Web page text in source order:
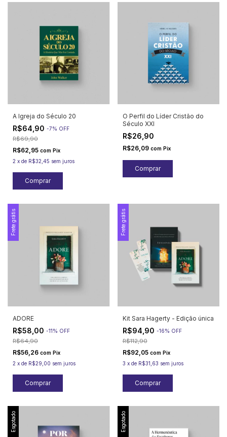
A Igreja do Século 20
R$64,90 -7% OFF
R$69,90
R$62,95 com Pix
2 x de R$32,45 sem juros
O Perfil do Líder Cristão do
Século XXI
R$26,90
R$26,09 com Pix
Frete grátis
ADORE
R$58,00 -11% OFF
R$64,90
R$56,26 com Pix
2 x de R$29,00 sem juros
Frete grátis
Kit Sara Hagerty - Edição única
R$94,90 -16% OFF
R$112,90
R$92,05 com Pix
3 x de R$31,63 sem juros
Esgotado Esgotado